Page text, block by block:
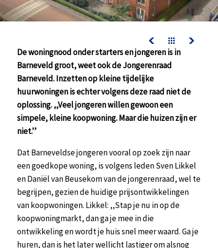
nazorg & service
actueel
werken bij kelderman
werken bij kelderman
downloads
De woningnood onder starters en jongeren is in
Barneveld groot, weet ook de Jongerenraad
Barneveld. Inzetten op kleine tijdelijke
huurwoningen is echter volgens deze raad niet de
oplossing. ,,Veel jongeren willen gewoon een
simpele, kleine koopwoning. Maar die huizen zijn er
niet.’’
Dat Barneveldse jongeren vooral op zoek zijn naar
een goedkope woning, is volgens leden Sven Likkel
en Daniël van Beusekom van de jongerenraad, wel te
begrijpen, gezien de huidige prijsontwikkelingen
van koopwoningen. Likkel: ,,Stap je nu in op de
koopwoningmarkt, dan ga je mee in die
ontwikkeling en wordt je huis snel meer waard. Ga je
huren, dan is het later wellicht lastiger om alsnog